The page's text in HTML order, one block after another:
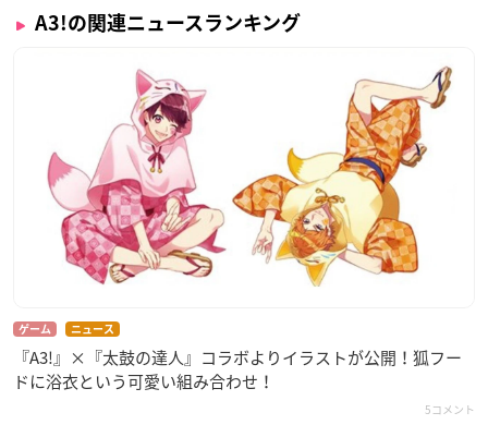
A3!の関連ニュースランキング
ゲーム ニュース
『A3!』×『太鼓の達人』コラボよりイラストが公開！狐フー
ドに浴衣という可愛い組み合わせ！
5コメント